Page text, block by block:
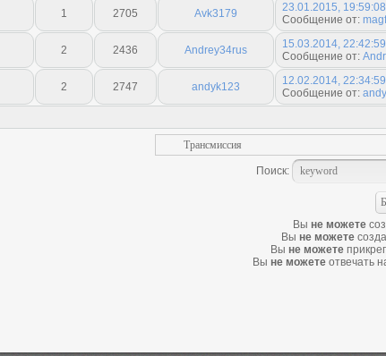
1 2705 Avk3179
23.01.2015, 19:59:08
Сообщение от:
2 2436 Andrey34rus
15.03.2014, 22:42:59
Сообщение от:
2 2747 andyk123
12.02.2014, 22:34:59
Сообщение от:
Поиск:
Вы не можете
Вы не можете
Вы не можете
Вы не можете отвечать